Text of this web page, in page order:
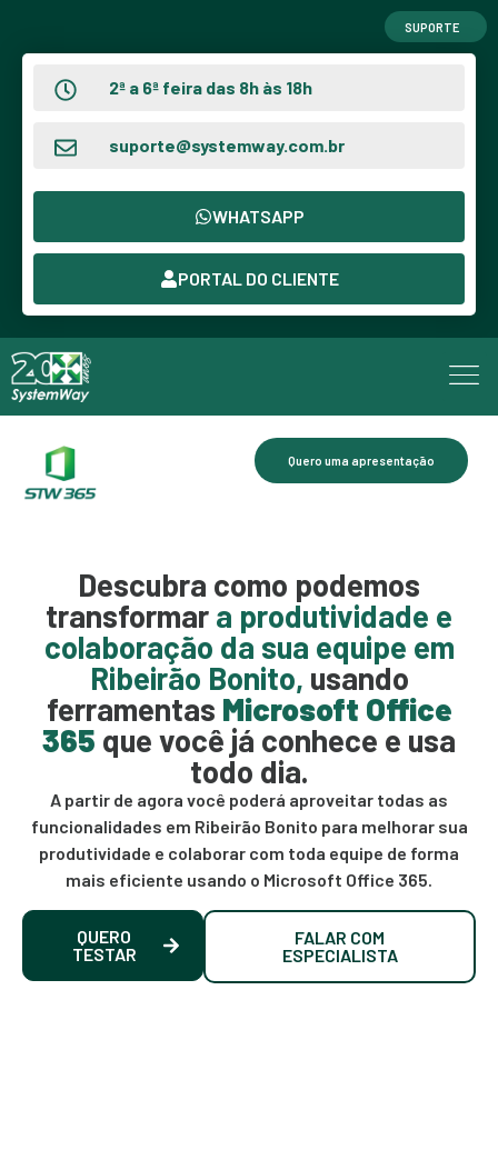
SUPORTE
2ª a 6ª feira das 8h às 18h
suporte@systemway.com.br
WHATSAPP
PORTAL DO CLIENTE
Quero uma apresentação
Descubra como podemos
transformar a produtividade e
colaboração da sua equipe em
Ribeirão Bonito, usando
ferramentas Microsoft Office
365 que você já conhece e usa
todo dia.
A partir de agora você poderá aproveitar todas as
funcionalidades em Ribeirão Bonito para melhorar sua
produtividade e colaborar com toda equipe de forma
mais eficiente usando o Microsoft Office 365.
QUERO
TESTAR
FALAR COM
ESPECIALISTA